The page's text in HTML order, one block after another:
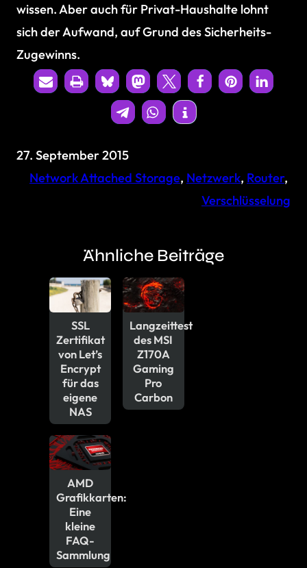
wissen. Aber auch für Privat-Haushalte lohnt
sich der Aufwand, auf Grund des Sicherheits-
Zugewinns.
27. September 2015
Network Attached Storage, Netzwerk, Router
Verschlüsselung
Ähnliche Beiträge
SSL
Zertifikat
von Let’s
Encrypt
für das
eigene
NAS
AMD
Grafikkarten:
Eine
kleine
FAQ-
Sammlung
Langzeittest
des MSI
Z170A
Gaming
Pro
Carbon